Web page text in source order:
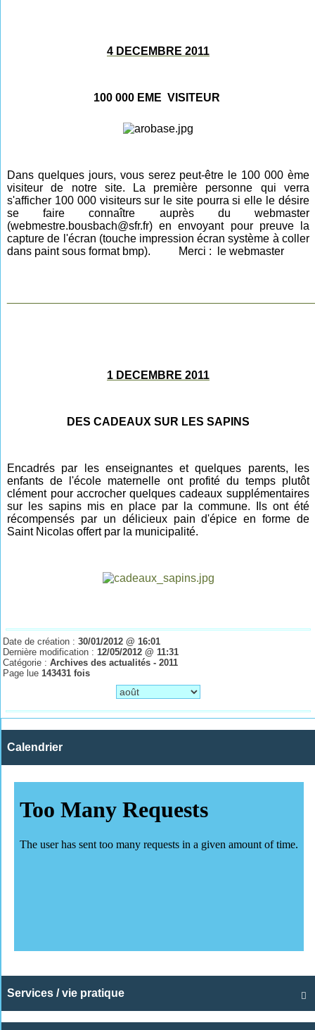
4 DECEMBRE 2011
100 000 EME VISITEUR
Dans quelques jours, vous serez peut-être le 100 000 ème
visiteur de notre site. La première personne qui verra
s'afficher 100 000 visiteurs sur le site pourra si elle le désire
se faire connaître auprès du webmaster
(webmestre.bousbach@sfr.fr) en envoyant pour preuve la
capture de l'écran (touche impression écran système à coller
dans paint sous format bmp). Merci : le webmaster
1 DECEMBRE 2011
DES CADEAUX SUR LES SAPINS
Encadrés par les enseignantes et quelques parents, les
enfants de l'école maternelle ont profité du temps plutôt
clément pour accrocher quelques cadeaux supplémentaires
sur les sapins mis en place par la commune. Ils ont été
récompensés par un délicieux pain d'épice en forme de
Saint Nicolas offert par la municipalité.
Date de création :30/01/2012 @ 16:01
Dernière modification : 12/05/2012 @ 11:31
Catégorie :Archives des actualités - 2011
Page lue 143431 fois
Calendrier

Services / vie pratique